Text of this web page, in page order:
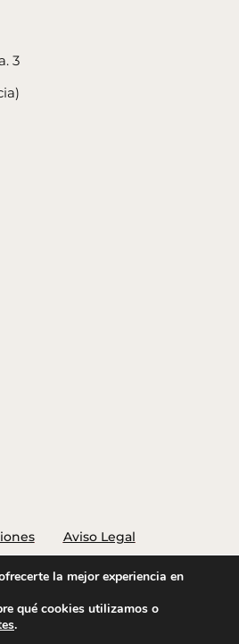
3
los derechos reservados.
Aviso Legal
la mejor experiencia en
qué cookies utilizamos o
.